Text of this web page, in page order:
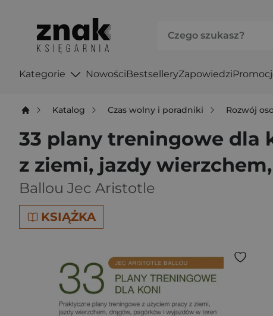
Kategorie NowościBestselleryZapowiedzi
Katalog Czas wolny i poradniki Rozwój
33 plany treningowe dla
z ziemi, jazdy
Ballou Jec Aristotle
KSIĄŻKA